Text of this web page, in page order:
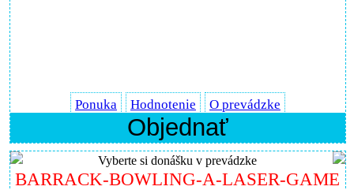
Ponuka Hodnotenie O prevádzke
Objednať
Vyberte si donášku v prevádzke
BARRACK-BOWLING-A-LASER-GAME